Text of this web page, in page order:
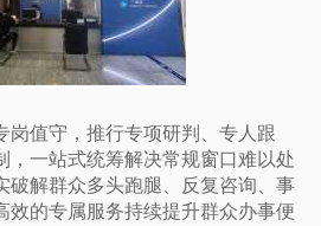
岗值守，推行专项研判、专人跟
，一站式统筹解决常规窗口难以处
破解群众多头跑腿、反复咨询、事
效的专属服务持续提升群众办事便